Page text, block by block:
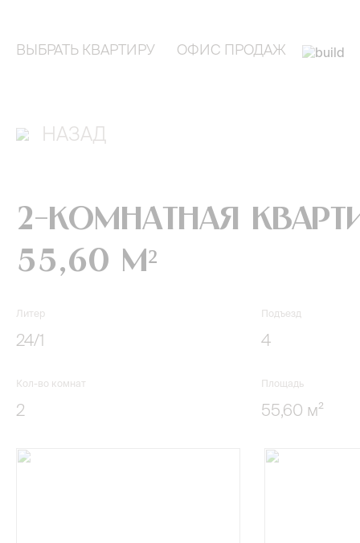
ВЫБРАТЬ КВАРТИРУ ОФИС ПРОДАЖ
НАЗАД
2-комнатная
55,60 м²
Литер
24/1
Подъезд
4
Кол-во комнат
2
Площадь
55,60 м²